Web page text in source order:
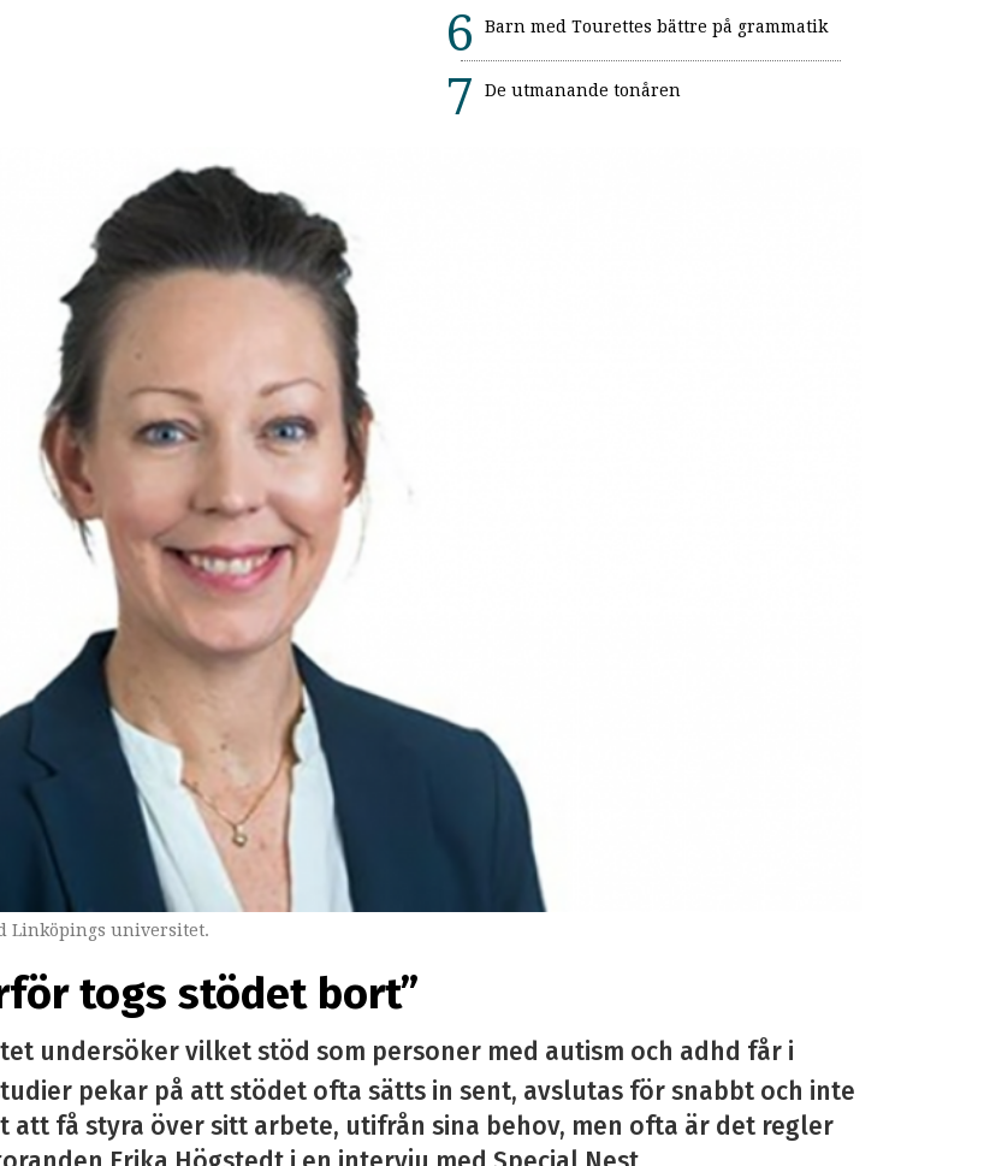
Barn med Tourettes bättre på grammatik
De utmanande tonåren
Linköpings universitet.
togs stödet bort”
undersöker vilket stöd som personer med autism och adhd får i
pekar på att stödet ofta sätts in sent, avslutas för snabbt och inte
att få styra över sitt arbete, utifrån sina behov, men ofta är det regler